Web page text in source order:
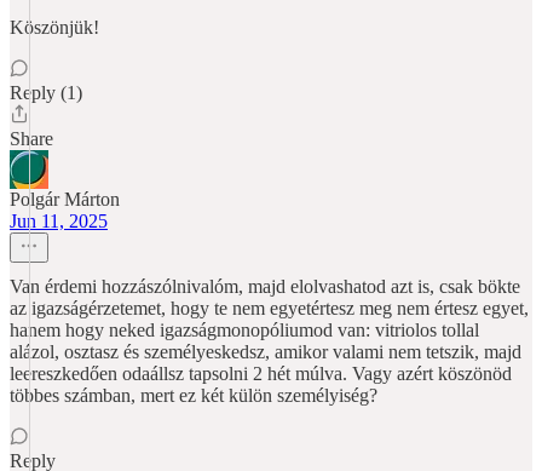
Köszönjük!
Reply (1)
Share
Polgár Márton
Jun 11, 2025
Van érdemi hozzászólnivalóm, majd elolvashatod azt is, csak bökte
az igazságérzetemet, hogy te nem egyetértesz meg nem értesz egyet,
hanem hogy neked igazságmonopóliumod van: vitriolos tollal
alázol, osztasz és személyeskedsz, amikor valami nem tetszik, majd
leereszkedően odaállsz tapsolni 2 hét múlva. Vagy azért köszönöd
többes számban, mert ez két külön személyiség?
Reply